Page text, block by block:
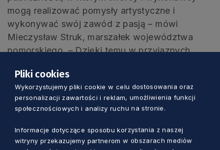
mogą realizować pomysły artystyczne i
wykonywać swój zawód z pasją – mówi
Mieczysław Struk, marszałek województwa
pomorskiego. – Dzięki temu w przyjaznych
dyrygentów, muzyków i solistów. Niewątpliwie
cieszy fakt, że mamy w naszym regionie ważną
na muzycznej mapie Polski instytucję, do której
Pomorza, ale również z kraju i zagranicy –
podkreśla marszałek Struk.
Pliki cookies
Wykorzystujemy pliki cookie w celu dostosowania oraz
personalizacji zawartości i reklam, umożliwienia funkcji
społecznościowych i analizy ruchu na stronie.
Informacje dotyczące sposobu korzystania z naszej
witryny przekazujemy partnerom w obszarach mediów